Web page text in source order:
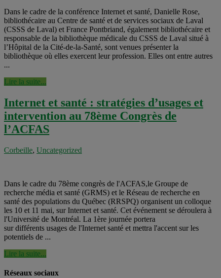
Dans le cadre de la conférence Internet et santé, Danielle Rose,
bibliothécaire au Centre de santé et de services sociaux de Laval
(CSSS de Laval) et France Pontbriand, également bibliothécaire et
responsable de la bibliothèque médicale du CSSS de Laval situé à
l’Hôpital de la Cité-de-la-Santé, sont venues présenter la
bibliothèque où elles exercent leur profession. Elles ont entre autres
...
Lire la suite...
Internet et santé : stratégies d’usages et
intervention au 78ème Congrès de
l’ACFAS
Corbeille, Uncategorized
Dans le cadre du 78ème congrès de l'ACFAS,le Groupe de
recherche média et santé (GRMS) et le Réseau de recherche en
santé des populations du Québec (RRSPQ) organisent un colloque
les 10 et 11 mai, sur Internet et santé. Cet événement se déroulera à
l'Université de Montréal. La 1ère journée portera
sur différents usages de l'Internet santé et mettra l'accent sur les
potentiels de ...
Lire la suite...
Réseaux sociaux